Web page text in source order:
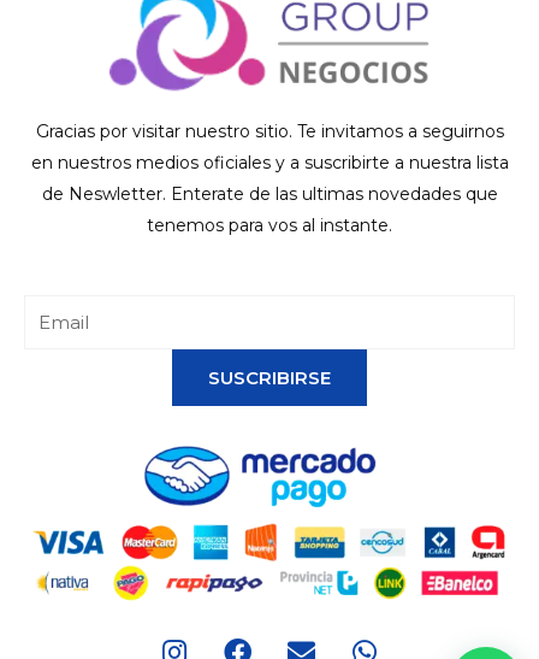
Gracias por visitar nuestro sitio. Te invitamos a seguirnos
en nuestros medios oficiales y a suscribirte a nuestra lista
de Neswletter. Enterate de las ultimas novedades que
tenemos para vos al instante.
SUSCRIBIRSE